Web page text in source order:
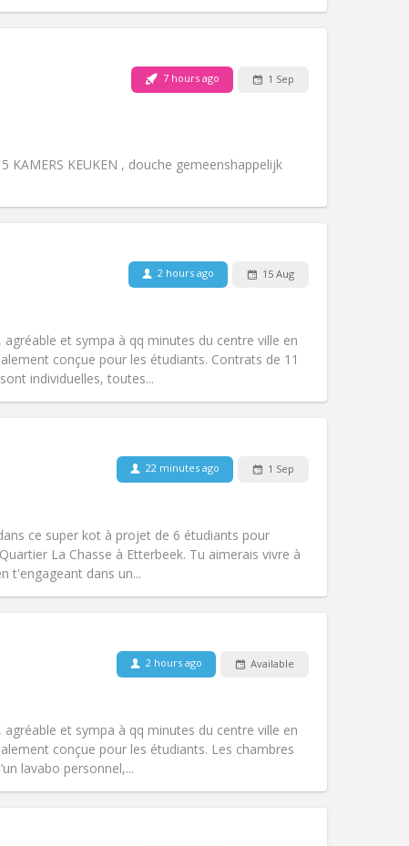
7 hours ago 1 Sep
KAMERS KEUKEN , douche gemeenshappelijk
2 hours ago 15 Aug
et sympa à qq minutes du centre ville en
conçue pour les étudiants. Contrats de 11
individuelles, toutes...
Other
Atmosphere:Studious, warm, calm,
Smoking ok
22 minutes ago 1 Sep
ce super kot à projet de 6 étudiants pour
La Chasse à Etterbeek. Tu aimerais vivre à
t'engageant dans un...
Other
Atmosphere:Studious, calm, warm,
Non-smoking
2 hours ago Available
et sympa à qq minutes du centre ville en
conçue pour les étudiants. Les chambres
lavabo personnel,...
Other
Atmosphere:Studious, warm, calm,
Smoking ok